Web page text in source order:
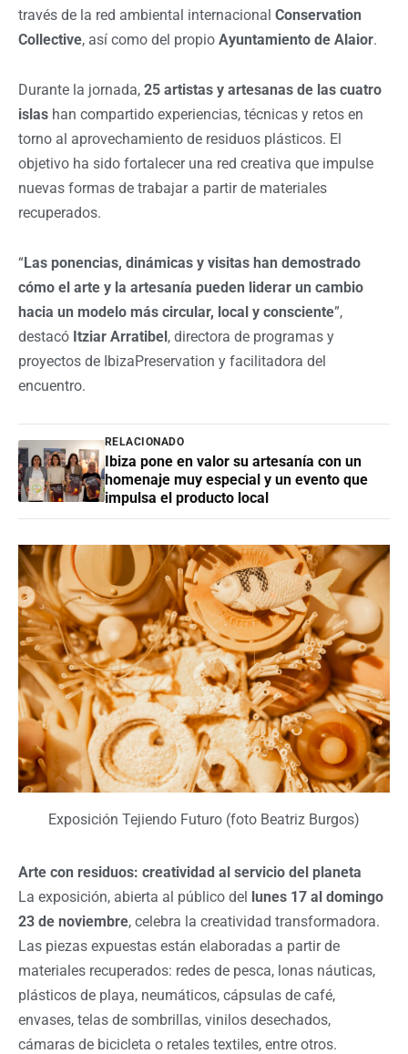
través de la red ambiental internacional Conservation
Collective, así como del propio Ayuntamiento de Alaior.
Durante la jornada, 25 artistas y artesanas de las cuatro
islas han compartido experiencias, técnicas y retos en
torno al aprovechamiento de residuos plásticos. El
objetivo ha sido fortalecer una red creativa que impulse
nuevas formas de trabajar a partir de materiales
recuperados.
“Las ponencias, dinámicas y visitas han demostrado
cómo el arte y la artesanía pueden liderar un cambio
hacia un modelo más circular, local y consciente”,
destacó Itziar Arratibel, directora de programas y
proyectos de IbizaPreservation y facilitadora del
encuentro.
RELACIONADO
Ibiza pone en valor su artesanía con un
homenaje muy especial y un evento que
impulsa el producto local
Exposición Tejiendo Futuro (foto Beatriz Burgos)
Arte con residuos: creatividad al servicio del planeta
La exposición, abierta al público del lunes 17 al domingo
23 de noviembre, celebra la creatividad transformadora.
Las piezas expuestas están elaboradas a partir de
materiales recuperados: redes de pesca, lonas náuticas,
plásticos de playa, neumáticos, cápsulas de café,
envases, telas de sombrillas, vinilos desechados,
cámaras de bicicleta o retales textiles, entre otros.